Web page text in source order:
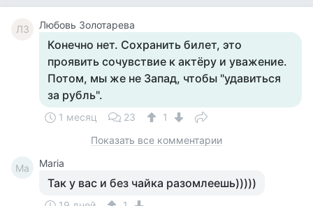
ЛЗ Любовь Золотарева
Конечно нет. Сохранить билет, это
проявить сочувствие к актёру и уважение.
Потом, мы же не Запад, чтобы "удавиться
за рубль".
1 месяц 23
1
Показать все комментарии
Ma Maria
Так у вас и без чайка разомлеешь)))))